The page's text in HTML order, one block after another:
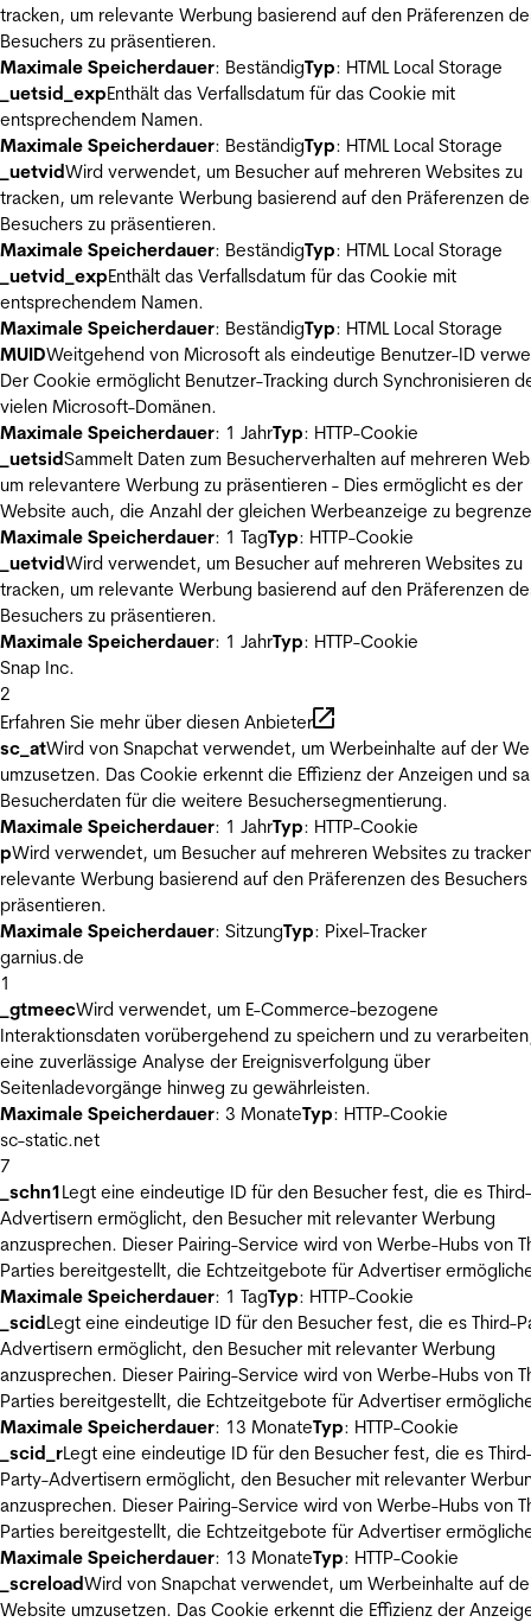
tracken, um relevante Werbung basierend auf den Präferenzen
Besuchers zu präsentieren.
Maximale Speicherdauer: BeständigTyp: HTML Local Storage
_uetsid_expEnthält das Verfallsdatum für das Cookie mit
entsprechendem Namen.
Maximale Speicherdauer: BeständigTyp: HTML Local Storage
_uetvidWird verwendet, um Besucher auf mehreren Websites zu
tracken, um relevante Werbung basierend auf den Präferenzen
Besuchers zu präsentieren.
Maximale Speicherdauer: BeständigTyp: HTML Local Storage
_uetvid_expEnthält das Verfallsdatum für das Cookie mit
entsprechendem Namen.
Maximale Speicherdauer: BeständigTyp: HTML Local Storage
MUIDWeitgehend von Microsoft als eindeutige Benutzer-ID
Der Cookie ermöglicht Benutzer-Tracking durch Synchronisieren
vielen Microsoft-Domänen.
Maximale Speicherdauer: 1 JahrTyp: HTTP-Cookie
_uetsidSammelt Daten zum Besucherverhalten auf mehreren
um relevantere Werbung zu präsentieren - Dies ermöglicht es der
Website auch, die Anzahl der gleichen Werbeanzeige zu
Maximale Speicherdauer: 1 TagTyp: HTTP-Cookie
_uetvidWird verwendet, um Besucher auf mehreren Websites zu
tracken, um relevante Werbung basierend auf den Präferenzen
Besuchers zu präsentieren.
Maximale Speicherdauer: 1 JahrTyp: HTTP-Cookie
Snap Inc.
2
Erfahren Sie mehr über diesen Anbieter
sc_atWird von Snapchat verwendet, um Werbeinhalte auf der
umzusetzen. Das Cookie erkennt die Effizienz der Anzeigen und
Besucherdaten für die weitere Besuchersegmentierung.
Maximale Speicherdauer: 1 JahrTyp: HTTP-Cookie
pWird verwendet, um Besucher auf mehreren Websites zu
relevante Werbung basierend auf den Präferenzen des Besuchers
präsentieren.
Maximale Speicherdauer: SitzungTyp: Pixel-Tracker
garnius.de
1
_gtmeecWird verwendet, um E-Commerce-bezogene
Interaktionsdaten vorübergehend zu speichern und zu
eine zuverlässige Analyse der Ereignisverfolgung über
Seitenladevorgänge hinweg zu gewährleisten.
Maximale Speicherdauer: 3 MonateTyp: HTTP-Cookie
sc-static.net
7
_schn1Legt eine eindeutige ID für den Besucher fest, die es
Advertisern ermöglicht, den Besucher mit relevanter Werbung
anzusprechen. Dieser Pairing-Service wird von Werbe-Hubs von
Parties bereitgestellt, die Echtzeitgebote für Advertiser
Maximale Speicherdauer: 1 TagTyp: HTTP-Cookie
_scidLegt eine eindeutige ID für den Besucher fest, die es Third-
Advertisern ermöglicht, den Besucher mit relevanter Werbung
anzusprechen. Dieser Pairing-Service wird von Werbe-Hubs von
Parties bereitgestellt, die Echtzeitgebote für Advertiser
Maximale Speicherdauer: 13 MonateTyp: HTTP-Cookie
_scid_rLegt eine eindeutige ID für den Besucher fest, die es
Party-Advertisern ermöglicht, den Besucher mit relevanter
anzusprechen. Dieser Pairing-Service wird von Werbe-Hubs von
Parties bereitgestellt, die Echtzeitgebote für Advertiser
Maximale Speicherdauer: 13 MonateTyp: HTTP-Cookie
_screloadWird von Snapchat verwendet, um Werbeinhalte auf
Website umzusetzen. Das Cookie erkennt die Effizienz der